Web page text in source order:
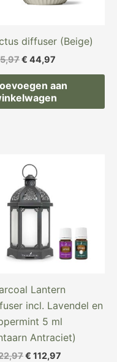
diffuser (Beige)
€ 44,97
aan
Lantern
incl. Lavendel en
5 ml
Antraciet)
prijs
was:
€ 122,97.
€ 112,97